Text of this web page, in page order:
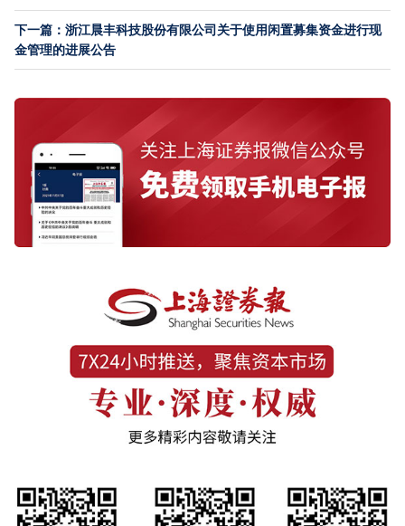
下一篇：浙江晨丰科技股份有限公司关于使用闲置募集资金进行现
金管理的进展公告